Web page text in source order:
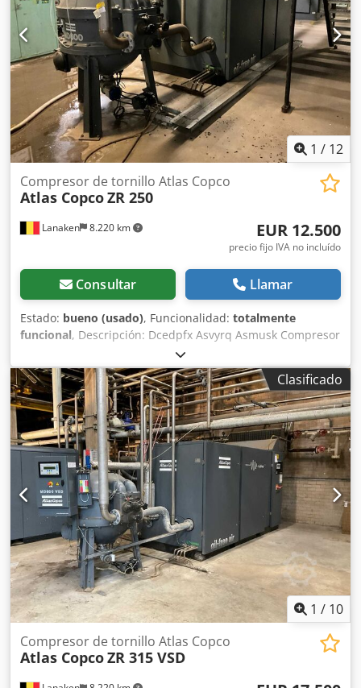
1 / 12
Lanaken 8.220 km
Compresor de tornillo Atlas Copco
Atlas CopcoZR 250
EUR 12.500
precio fijo IVA no incluído
Consultar Llamar
Estado: bueno (usado), Funcionalidad: totalmente
funcional, Descripción: Dcedpfx Asvyrq Asmusk Compresor
de tornillo rotativo ZR 250 1998 Características: Capacidad
7,50 bar Potencia 245 kW Tensión 500 V
Clasificado
1 / 10
Compresor de tornillo Atlas Copco
Atlas CopcoZR 315 VSD